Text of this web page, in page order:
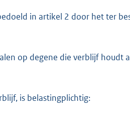
in artikel 2 door het ter
op degene die verblijf houdt
is belastingplichtig: